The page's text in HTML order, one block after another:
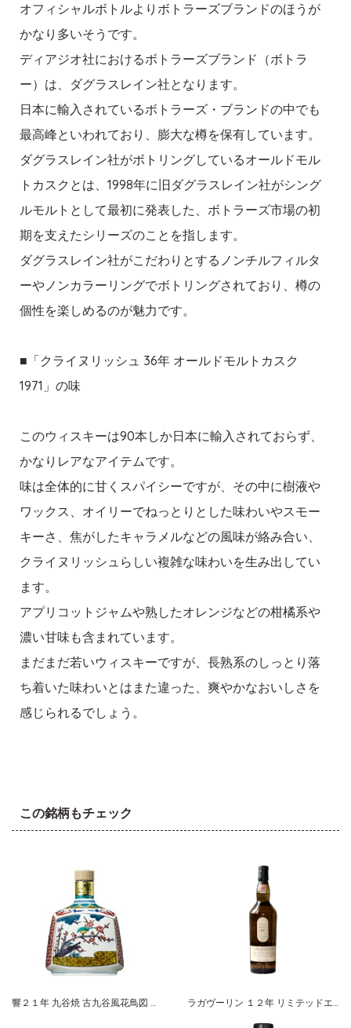
オフィシャルボトルよりボトラーズブランドのほうが
かなり多いそうです。
ディアジオ社におけるボトラーズブランド（ボトラ
ー）は、ダグラスレイン社となります。
日本に輸入されているボトラーズ・ブランドの中でも
最高峰といわれており、膨大な樽を保有しています。
ダグラスレイン社がボトリングしているオールドモル
トカスクとは、1998年に旧ダグラスレイン社がシング
ルモルトとして最初に発表した、ボトラーズ市場の初
期を支えたシリーズのことを指します。
ダグラスレイン社がこだわりとするノンチルフィルタ
ーやノンカラーリングでボトリングされており、樽の
個性を楽しめるのが魅力です。
■「クライヌリッシュ 36年 オールドモルトカスク
1971」の味
このウィスキーは90本しか日本に輸入されておらず、
かなりレアなアイテムです。
味は全体的に甘くスパイシーですが、その中に樹液や
ワックス、オイリーでねっとりとした味わいやスモー
キーさ、焦がしたキャラメルなどの風味が絡み合い、
クライヌリッシュらしい複雑な味わいを生み出してい
ます。
アプリコットジャムや熟したオレンジなどの柑橘系や
濃い甘味も含まれています。
まだまだ若いウィスキーですが、長熟系のしっとり落
ち着いた味わいとはまた違った、爽やかなおいしさを
感じられるでしょう。
この銘柄もチェック
響２１年 九谷焼 古九谷風花鳥図 ２００２ サントリー ラガヴーリン １２年 リミテッドエディション ２０１１ボトリング